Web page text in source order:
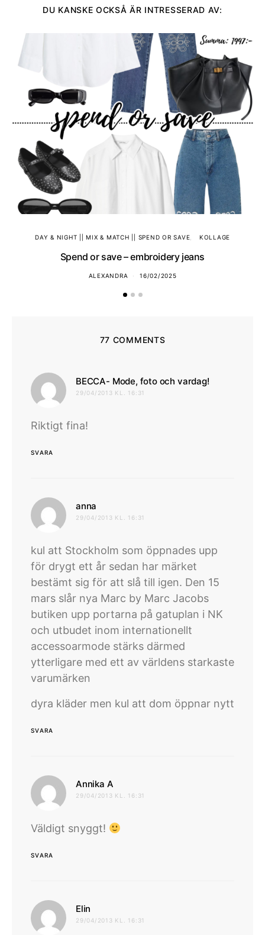
DU KANSKE OCKSÅ ÄR INTRESSERAD AV:
DAY & NIGHT || MIX & MATCH || SPEND OR SAVE KOLLAGE
Spend or save – embroidery jeans
ALEXANDRA 16/02/2025
77 COMMENTS
BECCA- Mode, foto och vardag!
29/04/2013 KL. 16:31
Riktigt fina!
SVARA
anna
29/04/2013 KL. 16:31
kul att Stockholm som öppnades upp
för drygt ett år sedan har märket
bestämt sig för att slå till igen. Den 15
mars slår nya Marc by Marc Jacobs
butiken upp portarna på gatuplan i NK
och utbudet inom internationellt
accessoarmode stärks därmed
ytterligare med ett av världens starkaste
varumärken
dyra kläder men kul att dom öppnar nytt
SVARA
Annika A
29/04/2013 KL. 16:31
Väldigt snyggt!
SVARA
Elin
29/04/2013 KL. 16:31